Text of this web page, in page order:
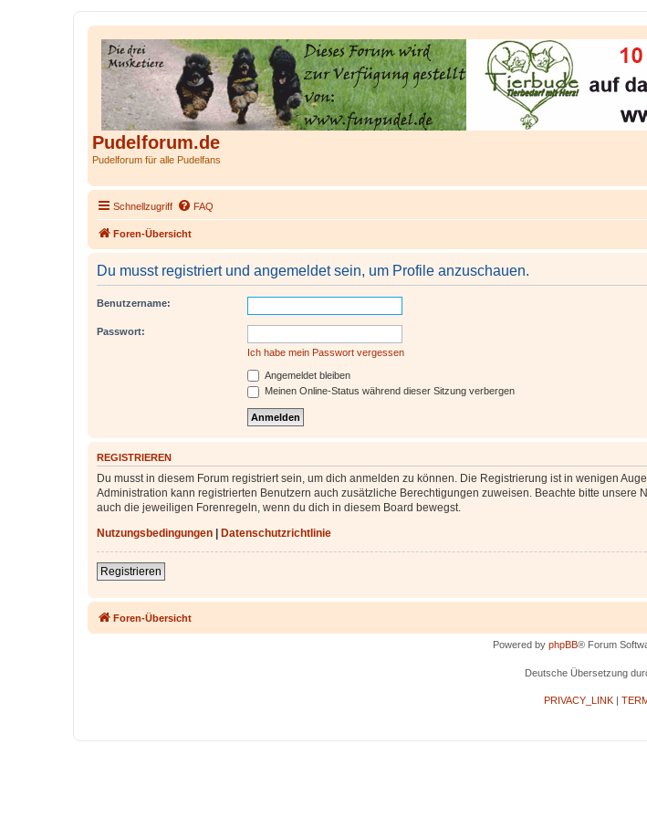
Pudelforum.de
Pudelforum für alle Pudelfans
Schnellzugriff FAQ
Foren-Übersicht
Du musst registriert und angemeldet sein, um Profile anzuschauen.
Benutzername:
Passwort:
Ich habe mein Passwort vergessen
Angemeldet bleiben
Meinen Online-Status während dieser Sitzung verbergen
REGISTRIEREN
Du musst in diesem Forum registriert sein, um dich anmelden zu können. Die Registrierung ist in wenigen
Administration kann registrierten Benutzern auch zusätzliche Berechtigungen zuweisen. Beachte bitte
auch die jeweiligen Forenregeln, wenn du dich in diesem Board bewegst.
Nutzungsbedingungen
Datenschutzrichtlinie
Registrieren
Foren-Übersicht
Powered by phpBB® Forum
Deutsche Übersetzung
PRIVACY_LINK|